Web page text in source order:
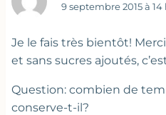
9 septembre 2015 à
Je le fais très bientôt!
et sans sucres ajoutés,
Question: combien de
conserve-t-il?